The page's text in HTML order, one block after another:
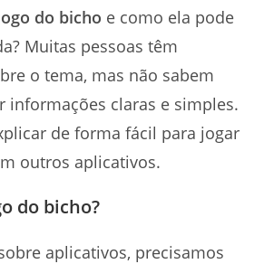
do bicho e como ela pode
Muitas pessoas têm
o tema, mas não sabem
informações claras e simples.
de forma fácil para jogar
outros aplicativos.
do bicho?
aplicativos, precisamos